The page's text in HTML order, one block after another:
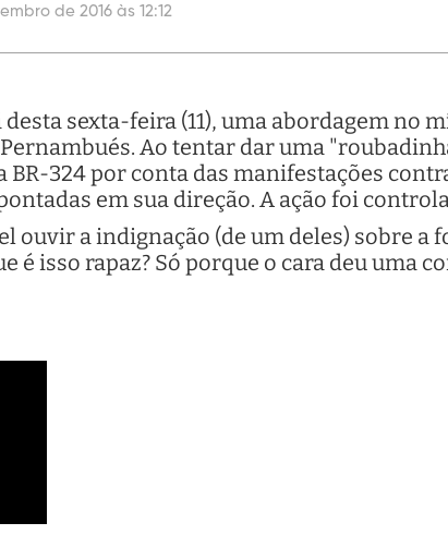
de 2016 às 12:12
sexta-feira (11), uma abordagem no
Ao tentar dar uma
324 por conta das manifestações
em sua direção. A ação foi
ouvir a indignação (de um deles) sobre a
é isso rapaz? Só porque o cara deu uma